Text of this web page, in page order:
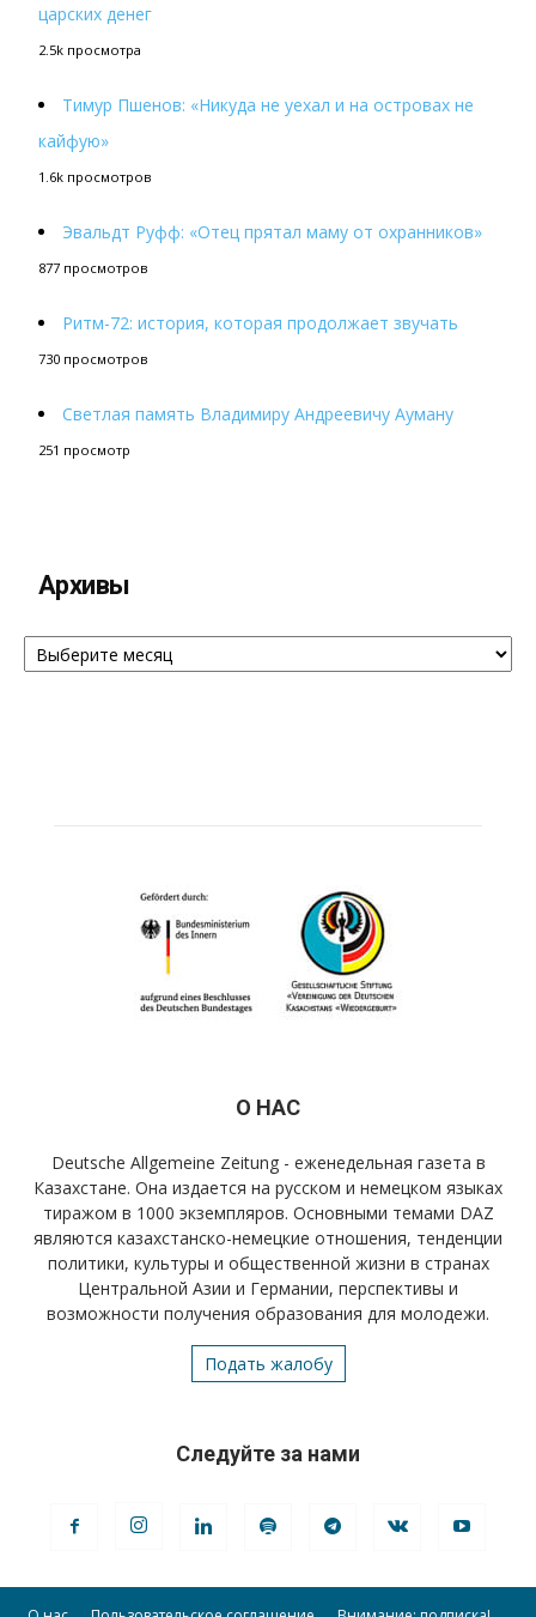
царских денег
2.5k просмотра
Тимур Пшенов: «Никуда не уехал и на островах не
кайфую»
1.6k просмотров
Эвальдт Руфф: «Отец прятал маму от охранников»
877 просмотров
Ритм-72: история, которая продолжает звучать
730 просмотров
Светлая память Владимиру Андреевичу Ауману
251 просмотр
Архивы
Архивы
О НАС
Deutsche Allgemeine Zeitung - еженедельная газета в
Казахстане. Она издается на русском и немецком языках
тиражом в 1000 экземпляров. Основными темами DAZ
являются казахстанско-немецкие отношения, тенденции
политики, культуры и общественной жизни в странах
Центральной Азии и Германии, перспективы и
возможности получения образования для молодежи.
Подать жалобу
Следуйте за нами